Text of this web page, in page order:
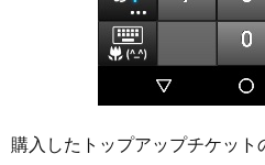
購入したトップアップチケッ